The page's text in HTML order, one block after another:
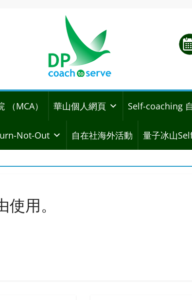
（MCA） 華山個人網頁 Self-coaching
Not-Out 自在社海外活動
量子冰山
用。